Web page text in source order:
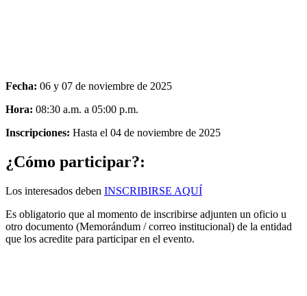
Fecha: 06 y 07 de noviembre de 2025
Hora: 08:30 a.m. a 05:00 p.m.
Inscripciones: Hasta el 04 de noviembre de 2025
¿Cómo participar?:
Los interesados deben INSCRIBIRSE AQUÍ
Es obligatorio que al momento de inscribirse adjunten un oficio u
otro documento (Memorándum / correo institucional) de la entidad
que los acredite para participar en el evento.